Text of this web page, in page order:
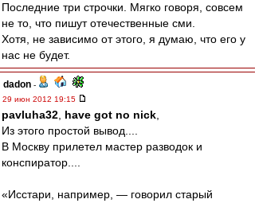
Последние три строчки. Мягко говоря, совсем
не то, что пишут отечественные сми.
Хотя, не зависимо от этого, я думаю, что его у
нас не будет.
dadon -
29 июн 2012 19:15
pavluha32 have got no nick
Из этого простой вывод....
В Москву прилетел мастер разводок и
конспиратор....
«Исстари, например, — говорил старый